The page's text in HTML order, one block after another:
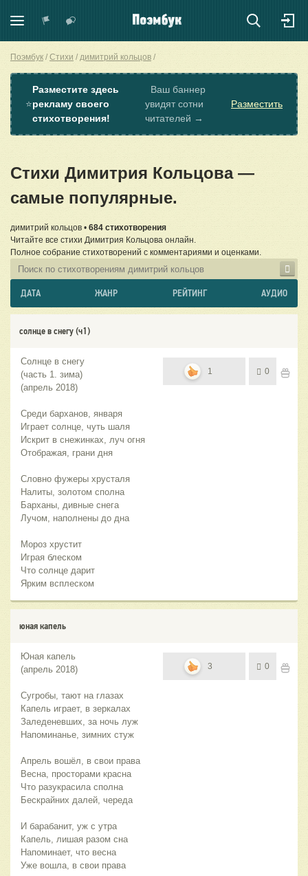
Поэмбук Стихи димитрий кольцов
⭐
Разместите здесь
рекламу своего
стихотворения!
Ваш баннер
увидят сотни
читателей →
Разместить
Стихи Димитрия Кольцова —
самые популярные.
димитрий кольцов • 684 стихотворения
Читайте все стихи Димитрия Кольцова онлайн.
Полное собрание стихотворений с комментариями и оценками.
ДАТА ЖАНР РЕЙТИНГ АУДИО
солнце в снегу (ч1)
Солнце в снегу
(часть 1. зима)
(апрель 2018)
Среди барханов, января
Играет солнце, чуть шаля
Искрит в снежинках, луч огня
Отображая, грани дня
Словно фужеры хрусталя
Налиты, золотом сполна
Барханы, дивные снега
Лучом, наполнены до дна
Мороз хрустит
Играя блеском
Что солнце дарит
Ярким всплеском
1 0
юная капель
Юная капель
(апрель 2018)
Сугробы, тают на глазах
Капель играет, в зеркалах
Заледеневших, за ночь луж
Напоминанье, зимних стуж
Апрель вошёл, в свои права
Весна, просторами красна
Что разукрасила сполна
Бескрайних далей, череда
И барабанит, уж с утра
Капель, лишая разом сна
Напоминает, что весна
Уже вошла, в свои права
3 0